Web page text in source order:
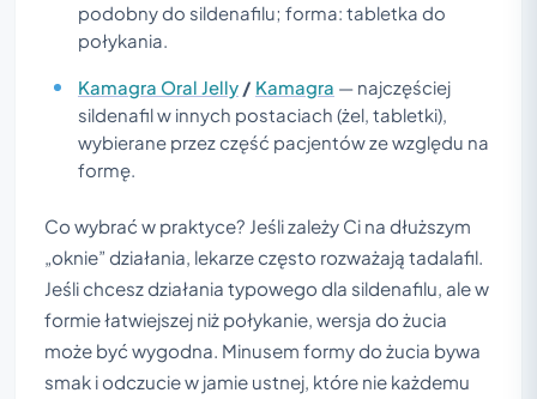
podobny do sildenafilu; forma: tabletka do
połykania.
Kamagra Oral Jelly / Kamagra — najczęściej
sildenafil w innych postaciach (żel, tabletki),
wybierane przez część pacjentów ze względu na
formę.
Co wybrać w praktyce? Jeśli zależy Ci na dłuższym
„oknie” działania, lekarze często rozważają tadalafil.
Jeśli chcesz działania typowego dla sildenafilu, ale w
formie łatwiejszej niż połykanie, wersja do żucia
może być wygodna. Minusem formy do żucia bywa
smak i odczucie w jamie ustnej, które nie każdemu